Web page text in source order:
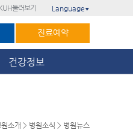
둘러보기 Language ▼
진료예약
건강정보
원소개 > 병원소식 > 병원뉴스